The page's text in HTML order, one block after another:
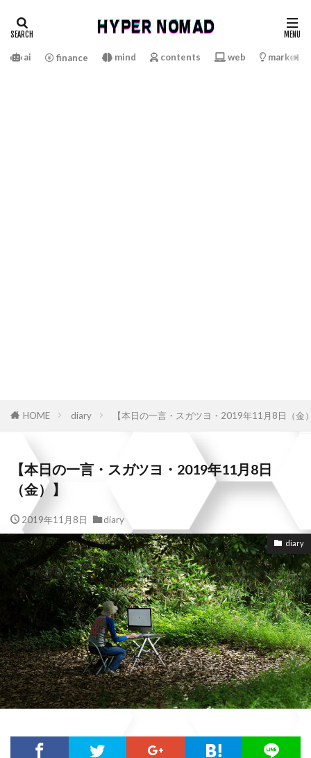
ai finance mind contents web
HOME diary 【本日の一言・スガツヨ・2019年11月8日（金
【本日の一言・スガツヨ・2019年11月8日
（金）】
2019年11月8日 diary
diary